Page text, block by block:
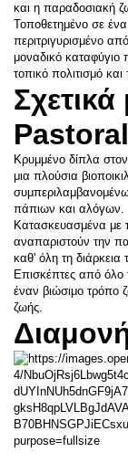
και η παραδοσιακή
Τοποθετημένο σε ένα
περιτριγυρισμένο
μοναδικό καταφύγιο
τοπικό πολιτισμό
Κρυμμένο δίπλα
μια πλούσια
πάπιων και αλόγων.
Κατασκευασμένα με
αναπαριστούν την
καθ' όλη τη διάρκεια
Επισκέπτες από όλο
έναν βιώσιμο τρόπο
ζωής.